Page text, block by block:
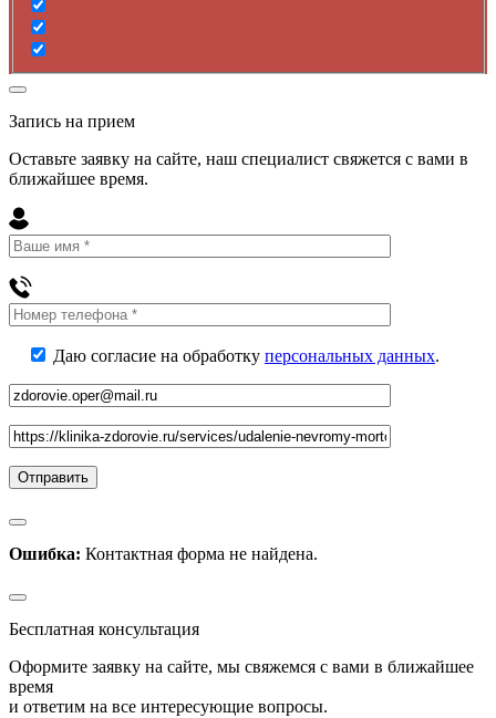
Запись на прием
Оставьте заявку на сайте, наш специалист свяжется с вами в
ближайшее время.
Даю согласие на обработку персональных данных.
Ошибка: Контактная форма не найдена.
Бесплатная консультация
Оформите заявку на сайте, мы свяжемся с вами в ближайшее
время
и ответим на все интересующие вопросы.